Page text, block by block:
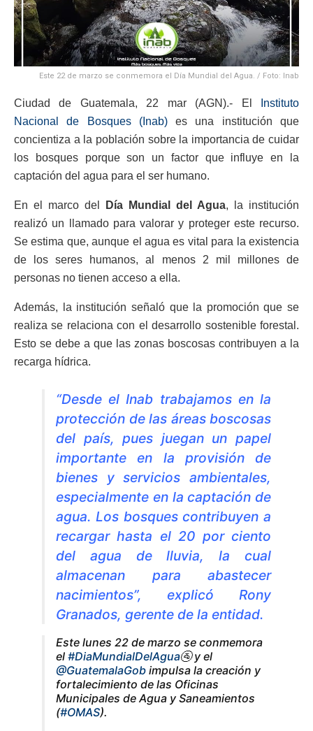
Este 22 de marzo se conmemora el Día Mundial del Agua. / Foto: Inab
Ciudad de Guatemala, 22 mar (AGN).- El
Instituto
Nacional de Bosques (Inab)es una institución que
concientiza a la población sobre la importancia de cuidar
los bosques porque son un factor que influye en la
captación del agua para el ser humano.
En el marco del Día Mundial del Agua, la institución
realizó un llamado para valorar y proteger este recurso.
Se estima que, aunque el agua es vital para la existencia
de los seres humanos, al menos 2 mil millones de
personas no tienen acceso a ella.
Además, la institución señaló que la promoción que se
realiza se relaciona con el desarrollo sostenible forestal.
Esto se debe a que las zonas boscosas contribuyen a la
recarga hídrica.
“Desde el Inab trabajamos en la
protección de las áreas boscosas
del país, pues juegan un papel
importante en la provisión de
bienes y servicios ambientales,
especialmente en la captación de
agua. Los bosques contribuyen a
recargar hasta el 20 por ciento
del agua de lluvia, la cual
almacenan para abastecer
nacimientos”, explicó Rony
Granados, gerente de la entidad.
Este lunes 22 de marzo se conmemora
el #DiaMundialDelAgua🚰 y el
@GuatemalaGob impulsa la creación y
fortalecimiento de las Oficinas
Municipales de Agua y Saneamientos
(#OMAS).